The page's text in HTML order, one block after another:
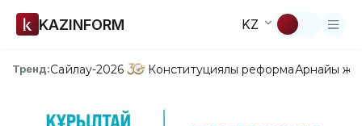
KAZINFORM KZ
Тренд:Сайлау-2026 Конституциялық реформаАрнайы